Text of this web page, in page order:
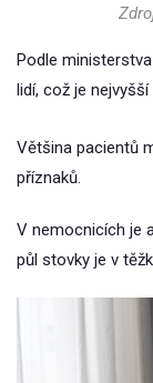
Podle
lidí, což je
Většina pacientů
příznaků.
V nemocnicích je
půl stovky je v